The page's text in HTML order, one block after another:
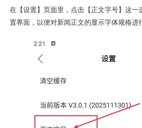
在【设置】页面里，点击【正文字号】这一
置界面，以便对新闻正文的显示字体规格进